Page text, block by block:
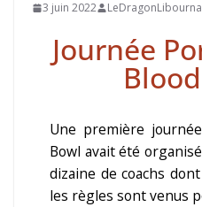
3 juin 2022
Journée
Une première
Bowl avait été
dizaine de coachs
les règles sont venus